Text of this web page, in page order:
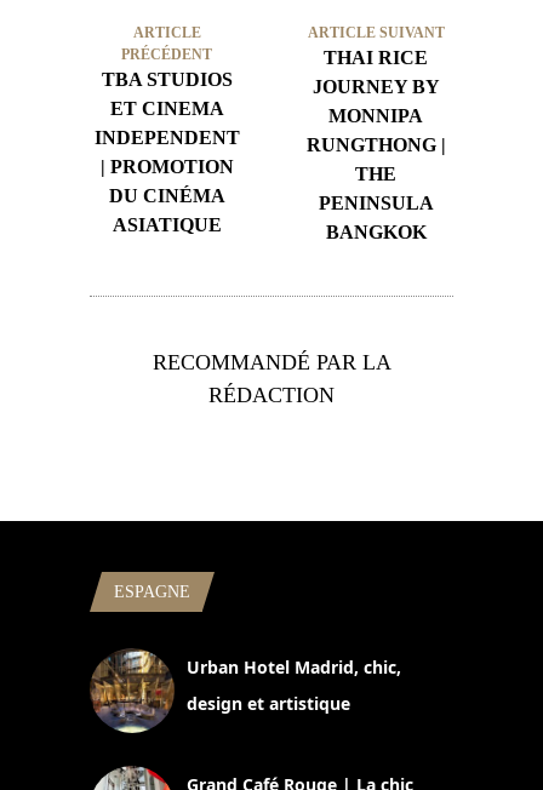
ARTICLE
PRÉCÉDENT
TBA STUDIOS
ET CINEMA
INDEPENDENT
| PROMOTION
DU CINÉMA
ASIATIQUE
ARTICLE SUIVANT
THAI RICE
JOURNEY BY
MONNIPA
RUNGTHONG |
THE
PENINSULA
BANGKOK
RECOMMANDÉ PAR LA
RÉDACTION
ESPAGNE
Urban Hotel Madrid, chic,
design et artistique
Grand Café Rouge | La chic